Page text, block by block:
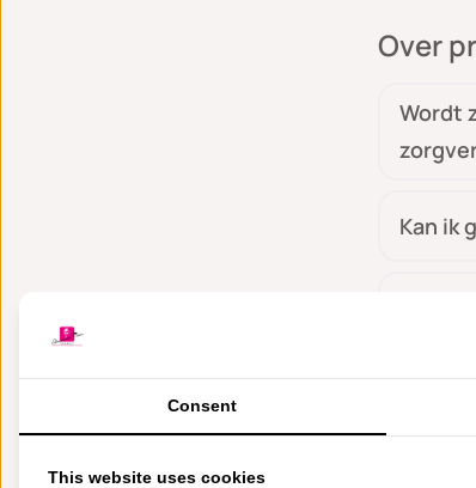
Over
Wordt
Kan ik
Hoe
Hoe
Consent
This website uses cookies